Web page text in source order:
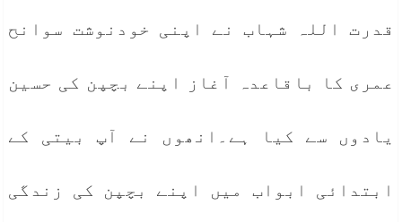
قدرت اللہ شہاب نے اپنی خودنوشت سوانح
عمری کا باقاعدہ آغاز اپنے بچپن کی حسین
یادوں سے کیا ہے۔انھوں نے آپ بیتی کے
ابتدائی ابواب میں اپنے بچپن کی زندگی